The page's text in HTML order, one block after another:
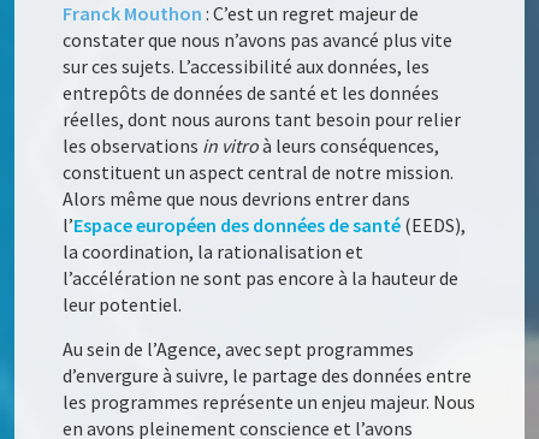
Franck Mouthon : C’est un regret majeur de
constater que nous n’avons pas avancé plus vite
sur ces sujets. L’accessibilité aux données, les
entrepôts de données de santé et les données
réelles, dont nous aurons tant besoin pour relier
les observations in vitroà leurs conséquences,
constituent un aspect central de notre mission.
Alors même que nous devrions entrer dans
l’Espace européen des données de santé (EEDS),
la coordination, la rationalisation et
l’accélération ne sont pas encore à la hauteur de
leur potentiel.
Au sein de l’Agence, avec sept programmes
d’envergure à suivre, le partage des données entre
les programmes représente un enjeu majeur. Nous
en avons pleinement conscience et l’avons